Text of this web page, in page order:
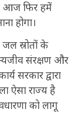
आज फिर हमें
होगा।
स्रोतों के
संरक्षण और
सरकार द्वारा
ऐसा राज्य है
को लागू